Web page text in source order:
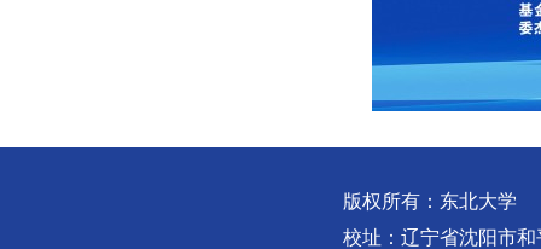
版权所有：东北大学
校址：辽宁省沈阳市